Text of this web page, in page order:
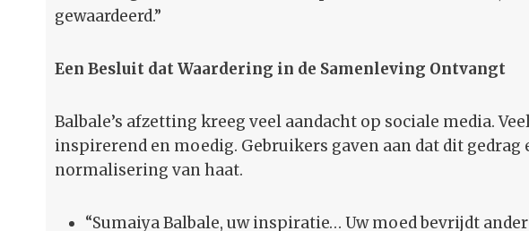
gewaardeerd.”
Een Besluit dat Waardering in de Samenleving Ontvangt
Balbale’s afzetting kreeg veel aandacht op sociale media.
inspirerend en moedig. Gebruikers gaven aan dat dit gedrag
normalisering van haat.
“Sumaiya Balbale, uw inspiratie… Uw moed bevrijdt